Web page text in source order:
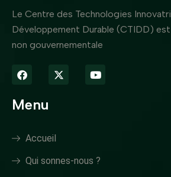
Le Centre des Technologies
Développement Durable (CTIDD)
non gouvernementale
Menu
Accueil
Qui sonnes-nous ?